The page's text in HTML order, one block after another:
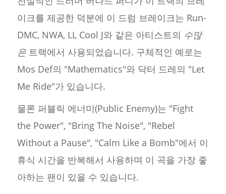
이크를 제공한 덕분에 이 드럼 브레이크는 Run-
DMC, NWA, LL Cool J와 같은 아티스트의 수많
은트랙에서 사용되었습니다. 구체적인 예로는
Mos Def의 "Mathematics"와 닥터 드레의 "Let
Me Ride"가 있습니다.
물론 퍼블릭 에너미(Public Enemy)는 "Fight
the Power", "Bring The Noise", "Rebel
Without a Pause", "Calm Like a Bomb"에서 이
휴식 시간을 반복해서 사용하며 이 곡을 가장 좋
아하는 팬이 있을 수 있습니다.